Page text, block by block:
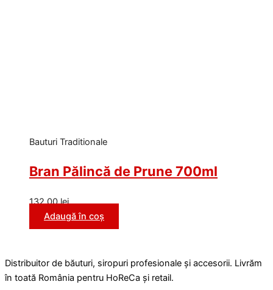
Bauturi Traditionale
Bran Pălincă de Prune 700ml
132,00lei
Adaugă în coș
Distribuitor de băuturi, siropuri profesionale și accesorii. Livrăm
în toată România pentru HoReCa și retail.